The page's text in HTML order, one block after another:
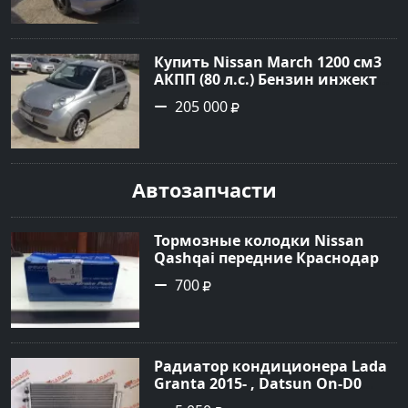
Авторынок23
Купить Nissan March 1200 см3
АКПП (80 л.с.) Бензин инжектор
в Новороссийск: цвет серебро
Хетчбэк 2003 года по цене
205 000
Автозапчасти
Тормозные колодки Nissan
Qashqai передние Краснодар
700
Радиатор кондиционера Lada
Granta 2015- , Datsun On-D0
2016- Краснодар